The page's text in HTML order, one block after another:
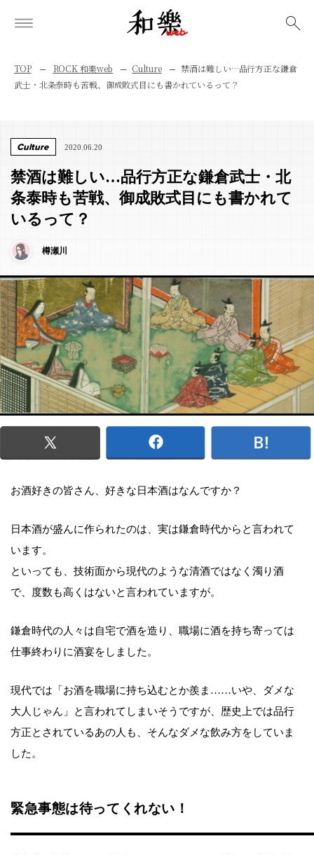
TOP ROCK 和樂web Culture
禁酒は難しい…品行方正な鎌倉
武士・北条泰時も苦戦、御成敗式目にも書かれているって？
Culture 2020.06.20
禁酒は難しい…品行方正な鎌倉武士・北
条泰時も苦戦、御成敗式目にも書かれて
いるって？
樽瀬川
お酒好きの皆さん、好きな日本酒はなんですか？
日本酒が盛んに作られたのは、実は鎌倉時代からと言われて
います。
といっても、技術面から現代のような清酒ではなく濁り酒
で、度数も高くはないと言われていますが。
鎌倉時代の人々は自宅で酒を造り、職場に酒を持ち寄っては
仕事終わりに酒宴をしました。
現代では「お酒を職場に持ち込むとか羨ま……いや、ダメな
大人じゃん」と言われてしまいそうですが、歴史上では品行
方正とされているあの人も、そんなダメな飲み方をしていま
した。
緊急事態は待ってくれない！